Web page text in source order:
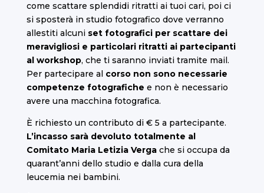
come scattare splendidi ritratti ai tuoi cari, poi ci
si sposterà in studio fotografico dove verranno
allestiti alcuni set fotografici per scattare dei
meravigliosi e particolari ritratti ai partecipanti
al workshop, che ti saranno inviati tramite mail.
Per partecipare al corso non sono necessarie
competenze fotografiche e non è necessario
avere una macchina fotografica.
È richiesto un contributo di € 5 a partecipante.
L’incasso sarà devoluto totalmente al
Comitato Maria Letizia Vergache si occupa da
quarant’anni dello studio e dalla cura della
leucemia nei bambini.